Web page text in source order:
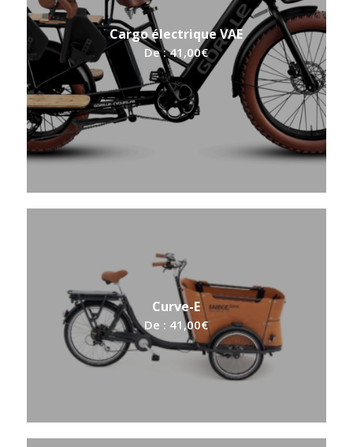
Cargo électrique VAE
De :41,00€
Curve-E
De : 41,00€